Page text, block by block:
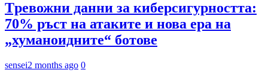
Tревожни данни за киберсигурността:
70% ръст на атаките и нова ера на
„хуманоидните“ ботове
sensei2 months ago 0